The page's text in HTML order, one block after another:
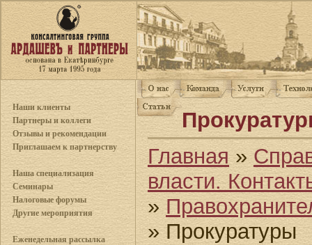
Наши клиенты
Партнеры и коллеги
Отзывы и рекомендации
Приглашаем к партнерству
Наша специализация
Семинары
Налоговые форумы
Другие мероприятия
Еженедельная рассылка
Главная»
власти.
»
» Прокуратуры